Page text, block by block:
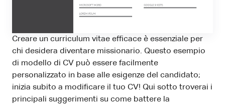
Creare un curriculum vitae efficace è essenziale per
chi desidera diventare missionario. Questo esempio
di modello di CV può essere facilmente
personalizzato in base alle esigenze del candidato;
inizia subito a modificare il tuo CV! Qui sotto troverai i
principali suggerimenti su come battere la